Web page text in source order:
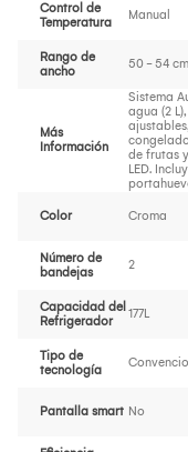
Control de
Temperatura
Manual
Rango de
ancho
50 - 54 cm
Más
Información
Sistema
agua (2
de frutas
LED.
Color Croma
Número de
bandejas
2
Capacidad del
Refrigerador
177L
Tipo de
tecnología
Pantalla smart No